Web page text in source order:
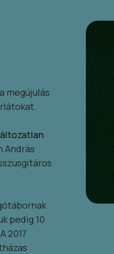
a megújulás
András
pedig 10
2017